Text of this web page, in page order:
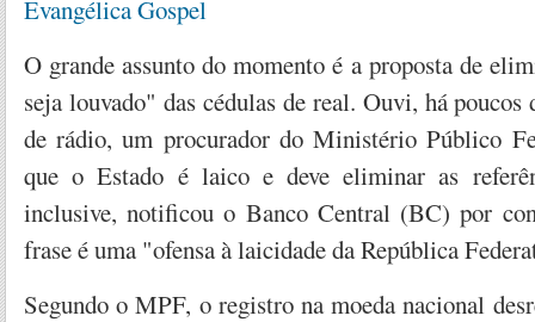
O grande assunto do momento é a proposta de
seja louvado" das cédulas de real. Ouvi, há
de rádio, um procurador do Ministério Público
que o Estado é laico e deve eliminar as
inclusive, notificou o Banco Central (BC) por
frase é uma "ofensa à laicidade da República
Segundo o MPF, o registro na moeda nacional